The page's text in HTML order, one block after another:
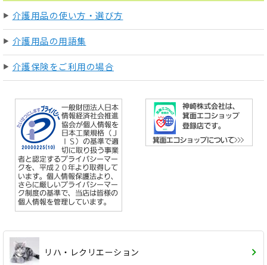
介護用品の使い方・選び方
介護用品の用語集
介護保険をご利用の場合
リハ・レクリエーション